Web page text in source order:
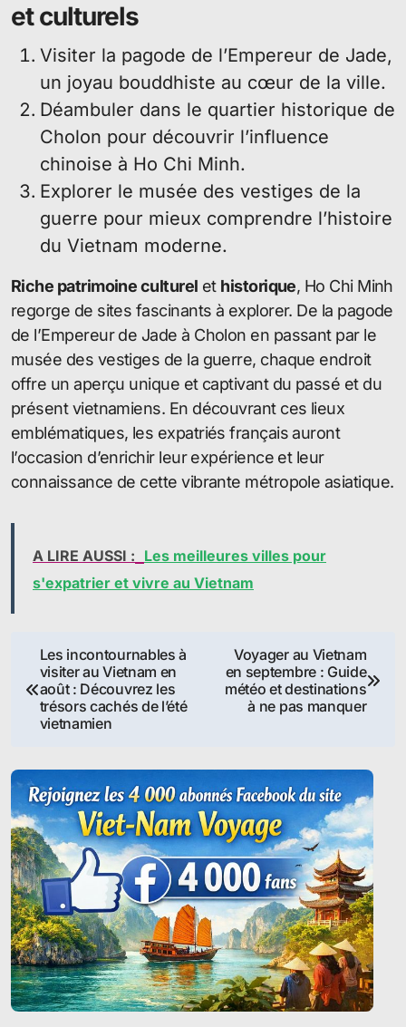
et culturels
Visiter la pagode de l’Empereur de Jade,
un joyau bouddhiste au cœur de la ville.
Déambuler dans le quartier historique de
Cholon pour découvrir l’influence
chinoise à Ho Chi Minh.
Explorer le musée des vestiges de la
guerre pour mieux comprendre l’histoire
du Vietnam moderne.
Riche patrimoine culturel et historique, Ho Chi Minh
regorge de sites fascinants à explorer. De la pagode
de l’Empereur de Jade à Cholon en passant par le
musée des vestiges de la guerre, chaque endroit
offre un aperçu unique et captivant du passé et du
présent vietnamiens. En découvrant ces lieux
emblématiques, les expatriés français auront
l’occasion d’enrichir leur expérience et leur
connaissance de cette vibrante métropole asiatique.
A LIRE AUSSI : Les meilleures villes pour
s'expatrier et vivre au Vietnam
Navigation
de
l’article
Les incontournables à
visiter au Vietnam en
août : Découvrez les
trésors cachés de l’été
vietnamien
Voyager au Vietnam
en septembre : Guide
météo et destinations
à ne pas manquer